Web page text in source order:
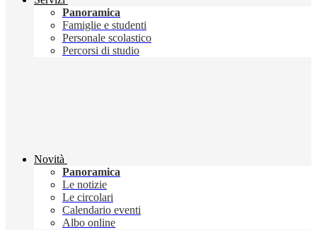
Panoramica
Famiglie e studenti
Personale scolastico
Percorsi di studio
Novità
Panoramica
Le notizie
Le circolari
Calendario eventi
Albo online